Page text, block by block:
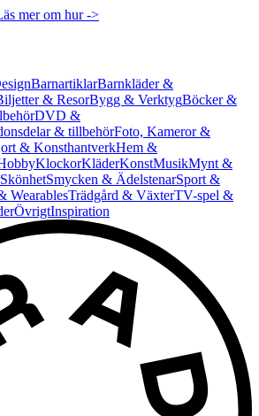
mer om hur ->
BarnartiklarBarnkläder &
& ResorBygg & VerktygBöcker &
DVD &
& tillbehörFoto, Kameror &
& KonsthantverkHem &
KlockorKläderKonstMusikMynt &
SkönhetSmycken & ÄdelstenarSport &
WearablesTrädgård & VäxterTV-spel &
ÖvrigtInspiration